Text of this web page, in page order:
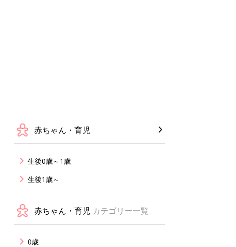
赤ちゃん・育児
生後0歳～1歳
生後1歳～
赤ちゃん・育児 カテゴリー一覧
0歳